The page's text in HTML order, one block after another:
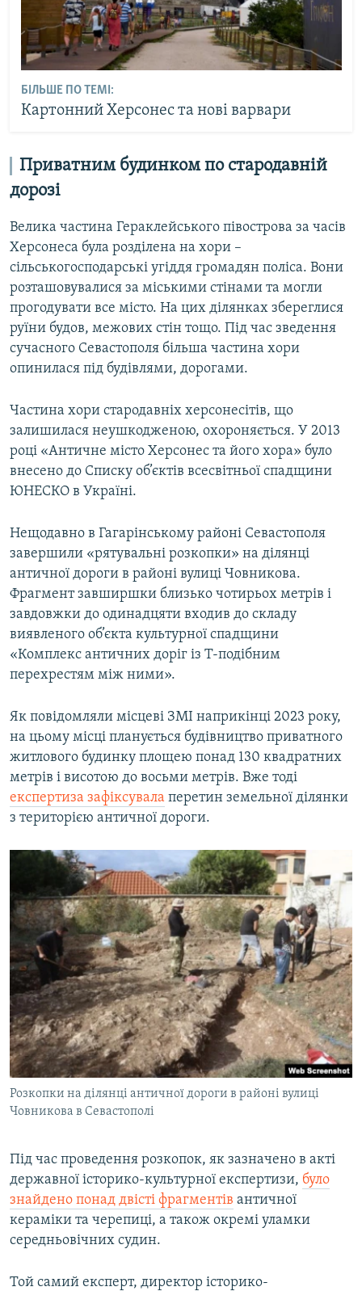
БІЛЬШЕ ПО ТЕМІ:
Картонний Херсонес та нові варвари
Приватним будинком по стародавній
дорозі
Велика частина Гераклейського півострова за часів
Херсонеса була розділена на хори –
сільськогосподарські угіддя громадян поліса. Вони
розташовувалися за міськими стінами та могли
прогодувати все місто. На цих ділянках збереглися
руїни будов, межових стін тощо. Під час зведення
сучасного Севастополя більша частина хори
опинилася під будівлями, дорогами.
Частина хори стародавніх херсонесітів, що
залишилася неушкодженою, охороняється. У 2013
році «Античне місто Херсонес та його хора» було
внесено до Списку об’єктів всесвітньої спадщини
ЮНЕСКО в Україні.
Нещодавно в Гагарінському районі Севастополя
завершили «рятувальні розкопки» на ділянці
античної дороги в районі вулиці Човникова.
Фрагмент завширшки близько чотирьох метрів і
завдовжки до одинадцяти входив до складу
виявленого об’єкта культурної спадщини
«Комплекс античних доріг із Т-подібним
перехрестям між ними».
Як повідомляли місцеві ЗМІ наприкінці 2023 року,
на цьому місці планується будівництво приватного
житлового будинку площею понад 130 квадратних
метрів і висотою до восьми метрів. Вже тоді
експертиза зафіксувала перетин земельної ділянки
з територією античної дороги.
Розкопки на ділянці античної дороги в районі вулиці
Човникова в Севастополі
Під час проведення розкопок, як зазначено в акті
державної історико-культурної експертизи, було
знайдено понад двісті фрагментів античної
кераміки та черепиці, а також окремі уламки
середньовічних судин.
Той самий експерт, директор історико-